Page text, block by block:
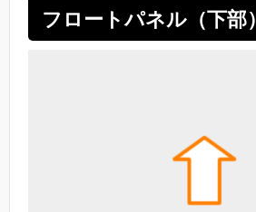
フロートパネル（下部）